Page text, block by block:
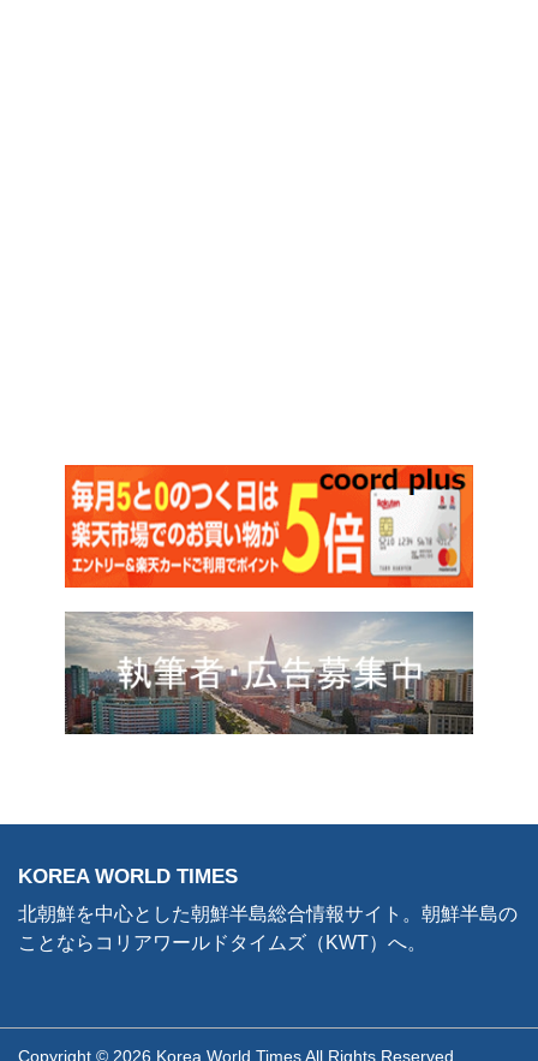
KOREA WORLD TIMES
北朝鮮を中心とした朝鮮半島総合情報サイト。朝鮮半島の
ことならコリアワールドタイムズ（KWT）へ。
Copyright © 2026 Korea World Times All Rights Reserved